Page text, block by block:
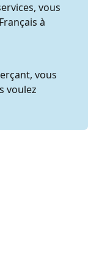
vous
à
vous
voulez